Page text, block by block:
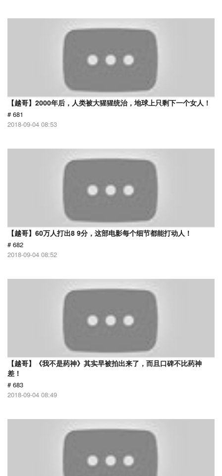
【越哥】2000年后，人类被大猩猩统治，地球上只剩下一个女人！
# 681
2018-09-04 08:53
【越哥】60万人打出8 9分，这部电影每个细节都能打动人！
# 682
2018-09-04 08:52
【越哥】《我不是药神》其实早被拍出来了，而且口碑不比药神
差！
# 683
2018-09-04 08:49